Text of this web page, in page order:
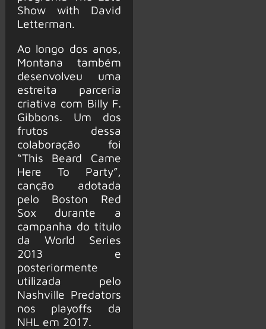
Show with David
Letterman.
Ao longo dos anos,
Montana também
desenvolveu uma
estreita parceria
criativa com Billy F.
Gibbons. Um dos
frutos dessa
colaboração foi
“This Beard Came
Here To Party”,
canção adotada
pelo Boston Red
Sox durante a
campanha do título
da World Series
2013 e
posteriormente
utilizada pelo
Nashville Predators
nos playoffs da
NHL em 2017.